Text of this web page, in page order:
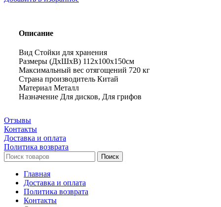
штанг
Описание
Вид Стойки для хранения
Размеры (ДхШхВ) 112x100x150см
Максимальный вес отягощений 720 кг
Страна производитель Китай
Материал Металл
Назначение Для дисков, Для грифов
Отзывы
Контакты
Доставка и оплата
Политика возврата
Поиск
Главная
Доставка и оплата
Политика возврата
Контакты